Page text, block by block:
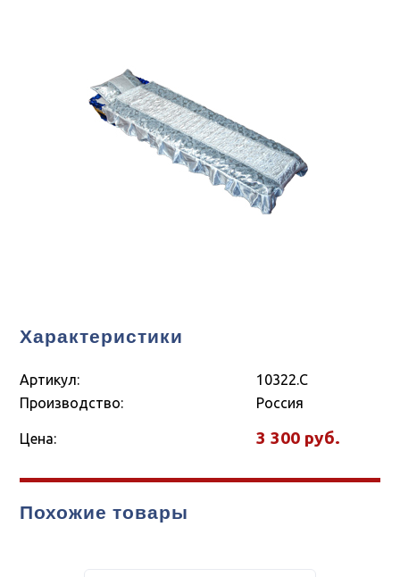
Характеристики
Артикул:
10322.С
Производство:
Россия
Цена: 3 300
Похожие товары